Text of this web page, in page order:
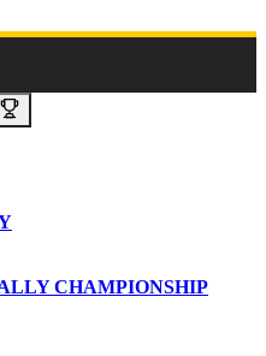
CHAMPIONSHIP